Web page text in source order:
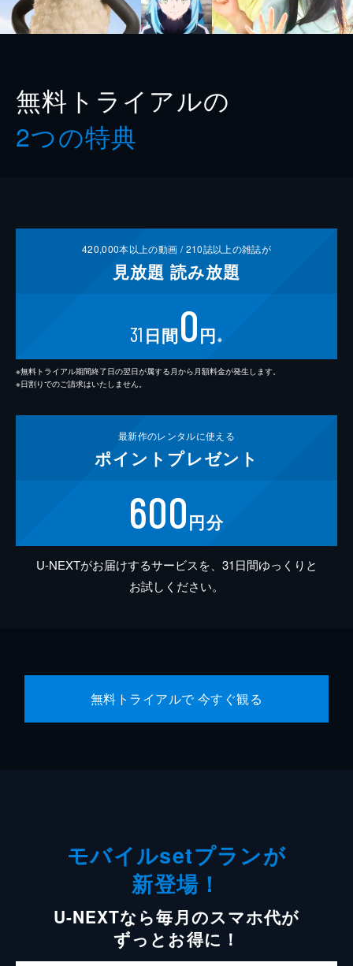
無料トライアルの
2つの特典
420,000本以上の動画 /210誌以上の雑誌が
見放題 読み放題
31 日間0円 ※
※無料トライアル期間終了日の翌日が属する月から月額料金が発生します。
※日割りでのご請求はいたしません。
最新作のレンタルに使える
ポイント プレゼント
600円分
U-NEXTがお届けするサービスを、31日間ゆっくりと
お試しください。
無料トライアルで 今すぐ観る
モバイルsetプランが
新登場！
U-NEXTなら毎月のスマホ代が
ずっとお得に！